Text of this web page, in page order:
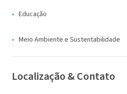
Educação
Meio Ambiente e Sustentabilidade
Localização & Contato